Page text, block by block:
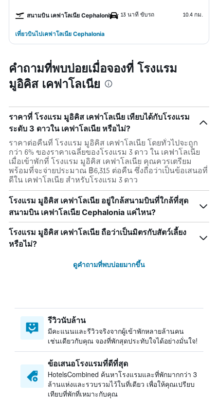
สนามบิน เคฟาโลเนีย Cephalonia 13 นาที ขับรถ 10.4 กม.
เที่ยวบินไปเคฟาโลเนีย Cephalonia
คำถามที่พบบ่อยเมื่อจองที่ โรงแรม
มูอิคิส เคฟาโลเนีย
ราคาที่ โรงแรม มูอิคิส เคฟาโลเนีย เทียบได้กับโรงแรม
ระดับ 3 ดาวใน เคฟาโลเนีย หรือไม่?
ราคาต่อคืนที่ โรงแรม มูอิคิส เคฟาโลเนีย โดยทั่วไปจะถูก
กว่า 6% ของราคาเฉลี่ยของโรงแรม 3 ดาว ใน เคฟาโลเนีย
เมื่อเข้าพักที่ โรงแรม มูอิคิส เคฟาโลเนีย คุณควรเตรียม
พร้อมที่จะจ่ายประมาณ ฿6,315 ต่อคืน ซึ่งถือว่าเป็นข้อเสนอที่
ดีใน เคฟาโลเนีย สำหรับโรงแรม 3 ดาว
โรงแรม มูอิคิส เคฟาโลเนีย อยู่ใกล้สนามบินที่ใกล้ที่สุด
สนามบิน เคฟาโลเนีย Cephalonia แค่ไหน?
โรงแรม มูอิคิส เคฟาโลเนีย ถือว่าเป็นมิตรกับสัตว์เลี้ยง
หรือไม่?
ดูคำถามที่พบบ่อยมากขึ้น
รีวิวนับล้าน
มีคะแนนและรีวิวจริงจากผู้เข้าพักหลายล้านคน
เช่นเดียวกับคุณ จองที่พักสุดประทับใจได้อย่างมั่นใจ!
ข้อเสนอโรงแรมที่ดีที่สุด
HotelsCombined ค้นหาโรงแรมและที่พักมากกว่า 3
ล้านแห่งและรวบรวมไว้ในที่เดียว เพื่อให้คุณเปรียบ
เทียบที่พักที่เหมาะกับคุณ